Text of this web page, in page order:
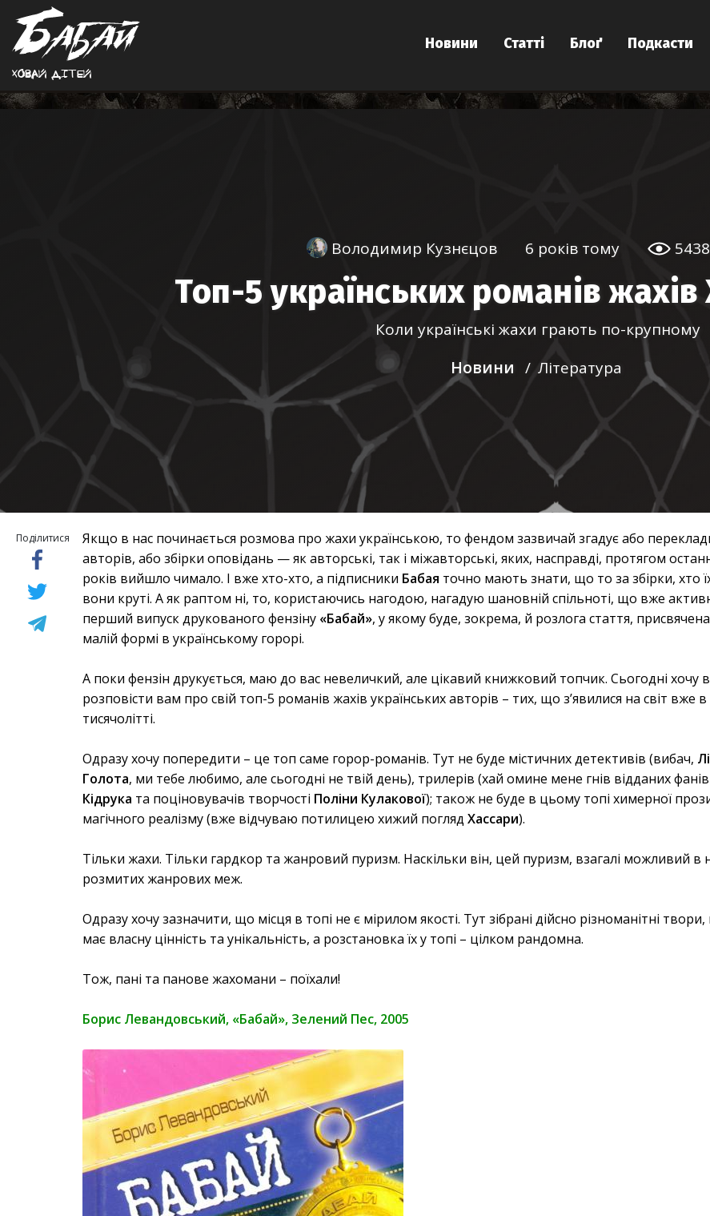
Ховай дiтей
Новини Статті Блоґ Подкасти
Володимир Кузнєцов 6 років тому 5438
Топ-5 українських романів жахів
Коли українські жахи грають по-крупному
Новини / Література
Поділитися
Якщо в нас починається розмова про жахи українською, то фендом зазвичай згадує або
авторів, або збірки оповідань — як авторські, так і міжавторські, яких, насправді, протягом
років вийшло чимало. І вже хто-хто, а підписники Бабая точно мають знати, що то за збірки, хто
вони круті. А як раптом ні, то, користаючись нагодою, нагадую шановній спільноті, що вже
перший випуск друкованого фензіну «Бабай», у якому буде, зокрема, й розлога стаття, присвячена
малій формі в українському горорі.
А поки фензін друкується, маю до вас невеличкий, але цікавий книжковий топчик. Сьогодні хочу
розповісти вам про свій топ-5 романів жахів українських авторів – тих, що з’явилися на світ вже
тисячолітті.
Одразу хочу попередити – це топ саме горор-романів. Тут не буде містичних детективів (вибач,
Голота, ми тебе любимо, але сьогодні не твій день), трилерів (хай омине мене гнів відданих фанів
Кідрука та поціновувачів творчості Поліни Кулакової); також не буде в цьому топі химерної
магічного реалізму (вже відчуваю потилицею хижий поглядХассари).
Тільки жахи. Тільки гардкор та жанровий пуризм. Наскільки він, цей пуризм, взагалі можливий в
розмитих жанрових меж.
Одразу хочу зазначити, що місця в топі не є мірилом якості. Тут зібрані дійсно різноманітні
має власну цінність та унікальність, а розстановка їх у топі – цілком рандомна.
Тож, пані та панове жахомани – поїхали!
Борис Левандовський, «Бабай», Зелений Пес, 2005